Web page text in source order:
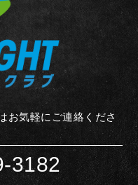
お問い合わせ
お知らせ
STAFF BLOG
サイトマップ
お気軽にご連絡くださ
3182